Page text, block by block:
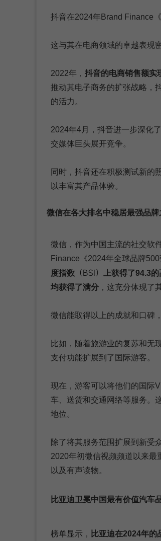
抖音在2024年Brand Finance
这与其在电商领域的卓越表现
2022年， 抖音的电商销售额实
推动其电子商务的扩张战略，
的活力。
2024年4月，抖音进一步深化
交媒体巨头展开竞争。
同时，抖音还在积极测试新的
以丰富其产品体验。
微信在各大排名中稳居最强品牌
微信，作为中国主流的社交软
Finance《2024年全球品牌
度指数
（BSI） 上获得了94.3
均获得了满分 ，这充分体现了
微信能取得以上的成就和口碑
比如，随着旅游业的复苏和无
支付功能扩展到了国际游客。
现在，游客可以将他们的国际
车、送货和交通网络等服务。
地位。
除了将其服务范围扩展到新受
2020年初微信视频频道以来
以及有声读物。
比亚迪卫冕中国最有价值汽车
榜单显示， 比亚迪在2024年的